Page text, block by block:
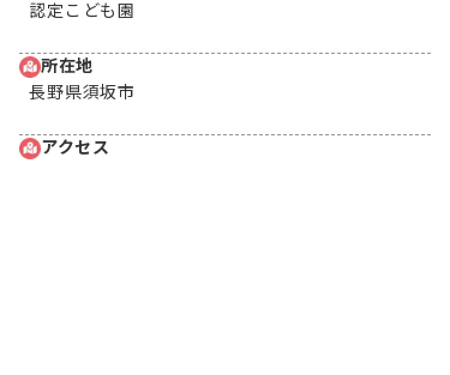
認定こども園
所在地
長野県須坂市
アクセス